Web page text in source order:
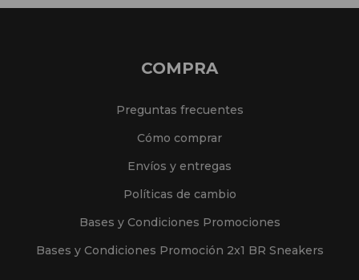
COMPRA
Preguntas frecuentes
Cómo comprar
Envíos y entregas
Políticas de cambio
Bases y Condiciones Promociones
Bases y Condiciones Promoción 2x1 BR Sneakers